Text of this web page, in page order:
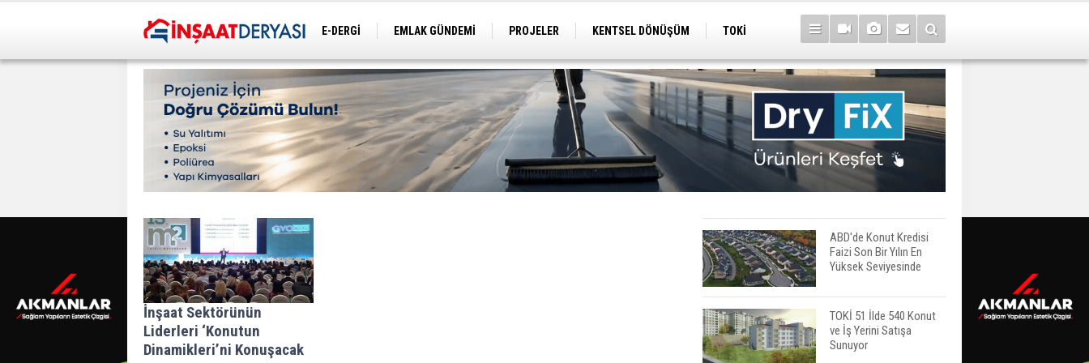
E-DERGİ EMLAK GÜNDEMİ PROJELER KENTSEL DÖNÜŞÜM
TOKİ
İnşaat Sektörünün
Liderleri ‘Konutun
Dinamikleri’ni Konuşacak
ABD'de Konut Kredisi
Faizi Son Bir Yılın En
Yüksek Seviyesinde
TOKİ 51 İlde 540 Konut
ve İş Yerini Satışa
Sunuyor